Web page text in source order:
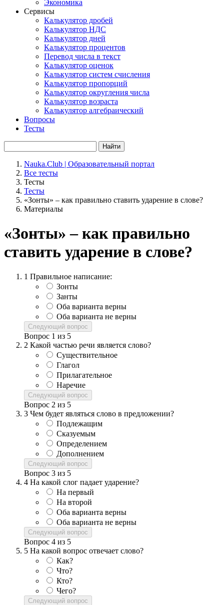
Экономика
Сервисы
Калькулятор дробей
Калькулятор НДС
Калькулятор дней
Калькулятор процентов
Перевод числа в текст
Калькулятор оценок
Калькулятор систем счисления
Калькулятор пропорций
Калькулятор округления числа
Калькулятор возраста
Калькулятор алгебраический
Вопросы
Тесты
Найти
Nauka.Club | Образовательный портал
Все тесты
Тесты
Тесты
«Зонты» – как правильно ставить ударение в слове?
Материалы
«Зонты» – как правильно
ставить ударение в слове?
1 Правильное написание:
Зонты
Занты
Оба варианта верны
Оба варианта не верны
Следующий вопрос
Вопрос 1 из 5
2 Какой частью речи является слово?
Существительное
Глагол
Прилагательное
Наречие
Следующий вопрос
Вопрос 2 из 5
3 Чем будет являться слово в предложении?
Подлежащим
Сказуемым
Определением
Дополнением
Следующий вопрос
Вопрос 3 из 5
4 На какой слог падает ударение?
На первый
На второй
Оба варианта верны
Оба варианта не верны
Следующий вопрос
Вопрос 4 из 5
5 На какой вопрос отвечает слово?
Как?
Что?
Кто?
Чего?
Следующий вопрос